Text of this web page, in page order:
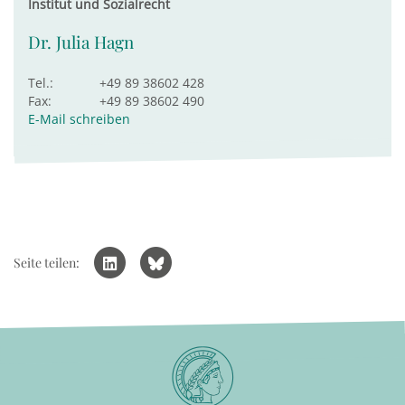
Institut und Sozialrecht
Dr. Julia Hagn
Tel.:
+49 89 38602 428
Fax:
+49 89 38602 490
E-Mail schreiben
Seite teilen: